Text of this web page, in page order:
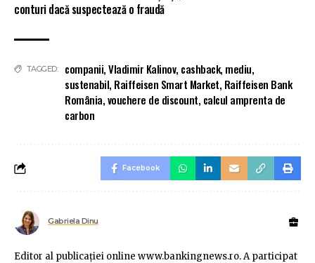
conturi dacă suspectează o fraudă
TAGGED: companii,Vladimir Kalinov, cashback, mediu,
sustenabil, Raiffeisen Smart Market, Raiffeisen Bank
România,vouchere de discount, calcul amprenta de
carbon
Facebook
Gabriela Dinu
Editor al publicaţiei online www.bankingnews.ro. A participat